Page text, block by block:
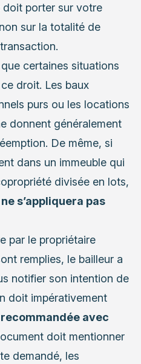
doit porter sur votre
sur la totalité de
certaines situations
droit. Les baux
purs ou les locations
donnent généralement
De même, si
dans un immeuble qui
divisée en lots,
s’appliquera pas
par le propriétaire
remplies, le bailleur a
notifier son intention de
doit impérativement
avec
doit mentionner
demandé, les